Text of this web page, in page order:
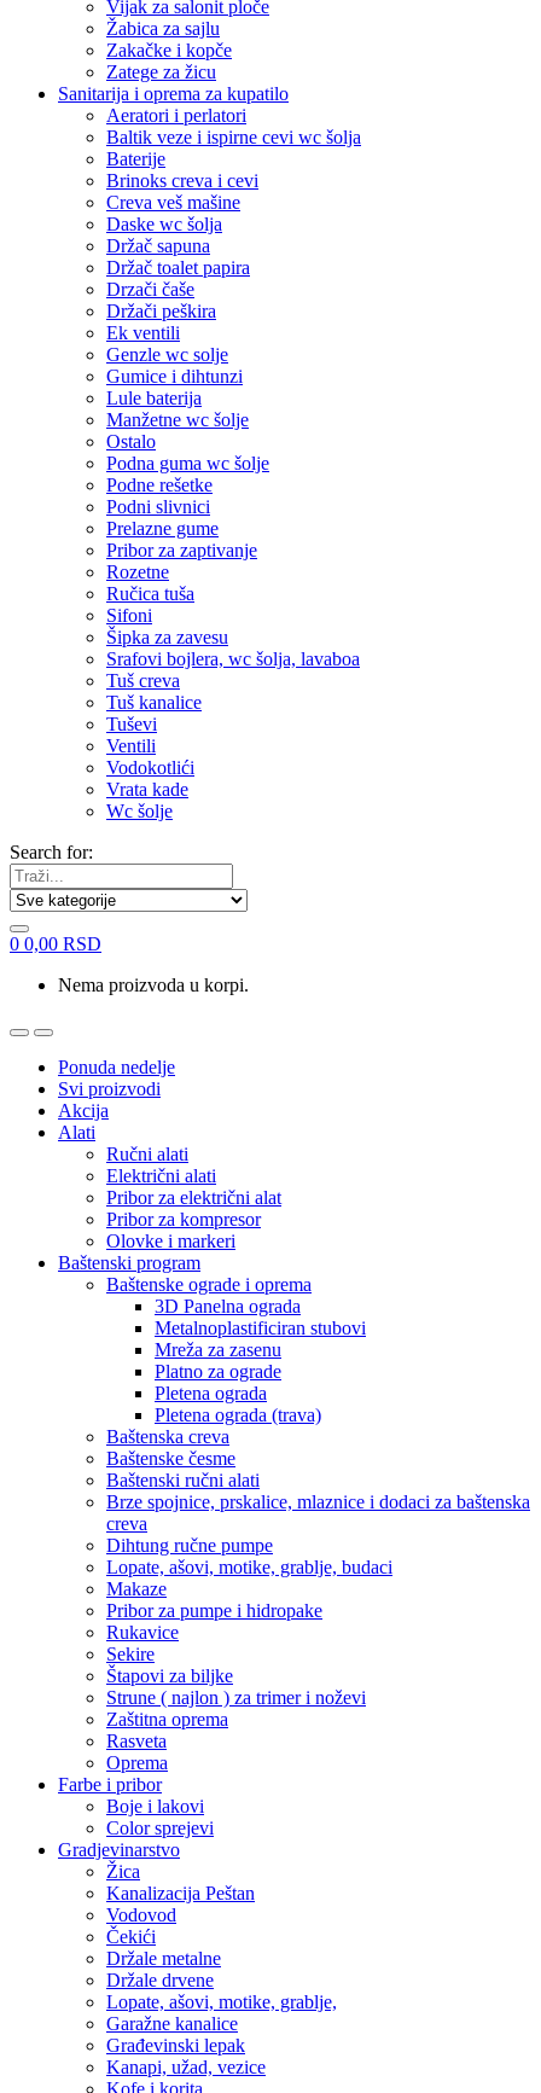
Vijak za salonit ploče
Žabica za sajlu
Zakačke i kopče
Zatege za žicu
Sanitarija i oprema za kupatilo
Aeratori i perlatori
Baltik veze i ispirne cevi wc šolja
Baterije
Brinoks creva i cevi
Creva veš mašine
Daske wc šolja
Držač sapuna
Držač toalet papira
Drzači čaše
Držači peškira
Ek ventili
Genzle wc solje
Gumice i dihtunzi
Lule baterija
Manžetne wc šolje
Ostalo
Podna guma wc šolje
Podne rešetke
Podni slivnici
Prelazne gume
Pribor za zaptivanje
Rozetne
Ručica tuša
Sifoni
Šipka za zavesu
Srafovi bojlera, wc šolja, lavaboa
Tuš creva
Tuš kanalice
Tuševi
Ventili
Vodokotlići
Vrata kade
Wc šolje
Search for:
0 0,00 RSD
Nema proizvoda u korpi.
Ponuda nedelje
Svi proizvodi
Akcija
Alati
Ručni alati
Električni alati
Pribor za električni alat
Pribor za kompresor
Olovke i markeri
Baštenski program
Baštenske ograde i oprema
3D Panelna ograda
Metalnoplastificiran stubovi
Mreža za zasenu
Platno za ograde
Pletena ograda
Pletena ograda (trava)
Baštenska creva
Baštenske česme
Baštenski ručni alati
Brze spojnice, prskalice, mlaznice i dodaci za baštenska
creva
Dihtung ručne pumpe
Lopate, ašovi, motike, grablje, budaci
Makaze
Pribor za pumpe i hidropake
Rukavice
Sekire
Štapovi za biljke
Strune ( najlon ) za trimer i noževi
Zaštitna oprema
Rasveta
Oprema
Farbe i pribor
Boje i lakovi
Color sprejevi
Gradjevinarstvo
Žica
Kanalizacija Peštan
Vodovod
Čekići
Držale metalne
Držale drvene
Lopate, ašovi, motike, grablje,
Garažne kanalice
Građevinski lepak
Kanapi, užad, vezice
Kofe i korita